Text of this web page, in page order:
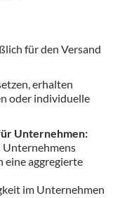
für den Versand
erhalten
oder individuelle
Unternehmen:
Unternehmens
eine aggregierte
im Unternehmen